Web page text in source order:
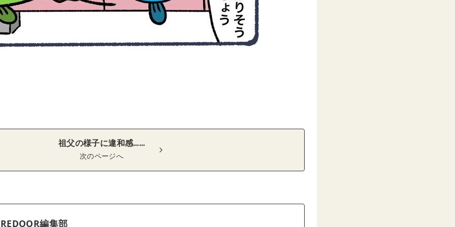
祖父の様子に違和感……
次のページへ
編集部